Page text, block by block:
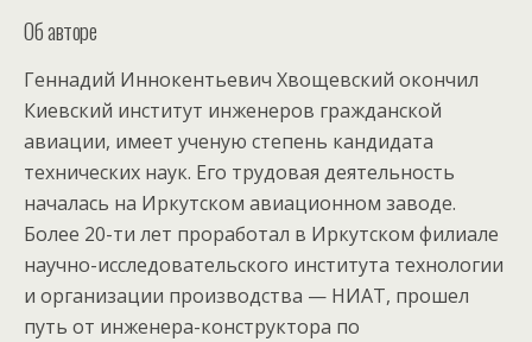
Об авторе
Геннадий Иннокентьевич Хвощевский окончил
Киевский институт инженеров гражданской
авиации, имеет ученую степень кандидата
технических наук. Его трудовая деятельность
началась на Иркутском авиационном заводе.
Более 20-ти лет проработал в Иркутском филиале
научно-исследовательского института технологии
и организации производства — НИАТ, прошел
путь от инженера-конструктора по